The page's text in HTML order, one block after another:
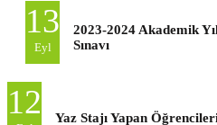
13
Eyl
2023-2024 Akademik
Sınavı
12 Yaz Stajı Yapan